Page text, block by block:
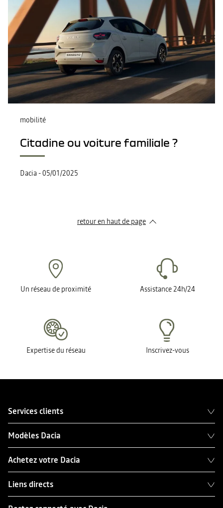
mobilité
Citadine ou voiture familiale ?
Dacia-05/01/2025
retour en haut de page​
Un réseau de proximité Assistance 24h/24
Expertise du réseau Inscrivez-vous
Services clients
Modèles Dacia
Achetez votre Dacia
Liens directs